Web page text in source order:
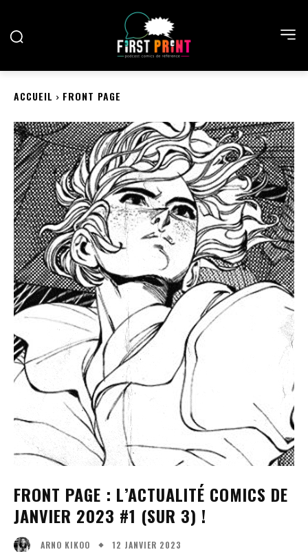
ACCUEIL FRONT PAGE
FRONT PAGE : L’ACTUALITÉ COMICS DE
JANVIER 2023 #1 (SUR 3) !
ARNO KIKOO 12 JANVIER 2023